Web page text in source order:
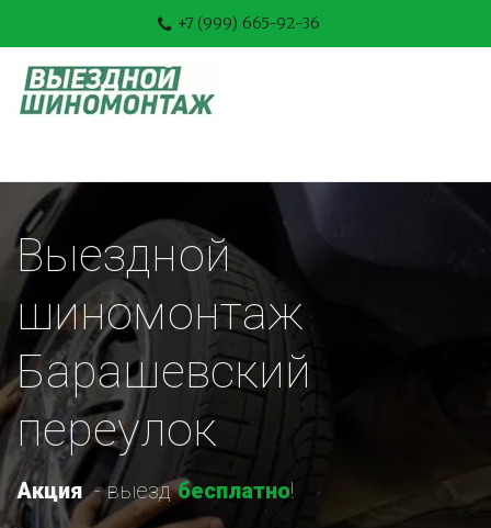
+7 (999) 665-92-36
Выездной
шиномонтаж
Барашевский
переулок
Акция - выезд бесплатно!